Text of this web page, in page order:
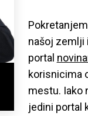
našoj zemlji
portal
korisnicima
mestu. Iako
jedini portal